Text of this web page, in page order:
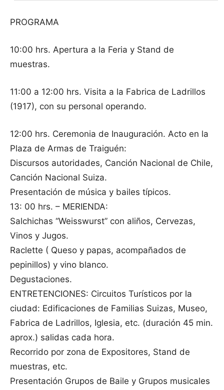
PROGRAMA
10:00 hrs. Apertura a la Feria y Stand de
muestras.
11:00 a 12:00 hrs. Visita a la Fabrica de Ladrillos
(1917), con su personal operando.
12:00 hrs. Ceremonia de Inauguración. Acto en la
Plaza de Armas de Traiguén:
Discursos autoridades, Canción Nacional de Chile,
Canción Nacional Suiza.
Presentación de música y bailes típicos.
13: 00 hrs. – MERIENDA:
Salchichas “Weisswurst” con aliños, Cervezas,
Vinos y Jugos.
Raclette ( Queso y papas, acompañados de
pepinillos) y vino blanco.
Degustaciones.
ENTRETENCIONES: Circuitos Turísticos por la
ciudad: Edificaciones de Familias Suizas, Museo,
Fabrica de Ladrillos, Iglesia, etc. (duración 45 min.
aprox.) salidas cada hora.
Recorrido por zona de Expositores, Stand de
muestras, etc.
Presentación Grupos de Baile y Grupos musicales